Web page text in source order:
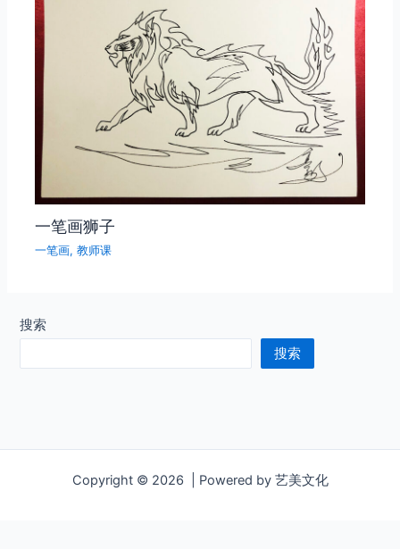
一笔画狮子
一笔画,教师课
搜索
搜索
Copyright © 2026 | Powered by 艺美文化